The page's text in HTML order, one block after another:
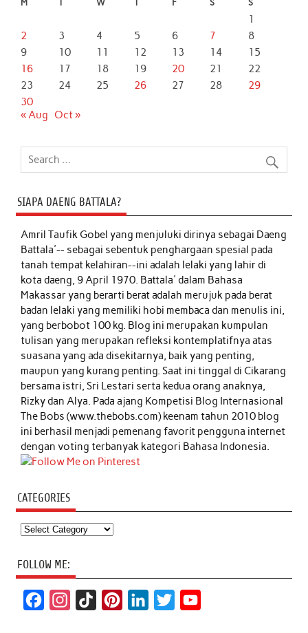
M W F S S
1
2
3 4 5 6 7
8
9
10 11 12 13 14
15
16
17 18 19 20 21
22
23
24 25 26 27 28
29
30
« Aug
Oct »
SIAPA DAENG BATTALA?
Amril Taufik Gobelyang menjuluki dirinya sebagai Daeng
Battala'-- sebagai sebentuk penghargaan spesial pada
tanah tempat kelahiran--ini adalah lelaki yang lahir di
kota daeng, 9 April 1970. Battala' dalam Bahasa
Makassar yang berarti berat adalah merujuk pada berat
badan lelaki yang memiliki hobi membaca dan menulis ini,
yang berbobot 100 kg. Blog ini merupakan kumpulan
tulisan yang merupakan refleksi kontemplatifnya atas
suasana yang ada disekitarnya, baik yang penting,
maupun yang kurang penting. Saat ini tinggal di Cikarang
bersama istri, Sri Lestari serta kedua orang anaknya,
Rizky dan Alya. Pada ajang Kompetisi Blog Internasional
The Bobs (www.thebobs.com) keenam tahun 2010 blog
ini berhasil menjadi pemenang favorit pengguna internet
dengan voting terbanyak kategori Bahasa Indonesia.
CATEGORIES
Categories
FOLLOW ME: